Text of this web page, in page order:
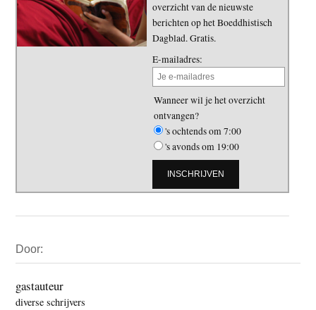
overzicht van de nieuwste
berichten op het Boeddhistisch
Dagblad. Gratis.
E-mailadres:
Wanneer wil je het overzicht
ontvangen?
's ochtends om 7:00
's avonds om 19:00
Sidebar
Door:
gastauteur
diverse schrijvers